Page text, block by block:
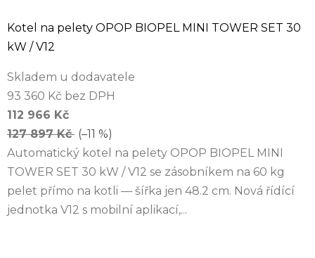
Kotel na pelety OPOP BIOPEL MINI TOWER SET 30
kW / V12
Skladem u dodavatele
93 360 Kč bez DPH
112 966 Kč
127 897 Kč (–11 %)
Automatický kotel na pelety OPOP BIOPEL MINI
TOWER SET 30 kW / V12 se zásobníkem na 60 kg
pelet přímo na kotli — šířka jen 48.2 cm. Nová řídící
jednotka V12 s mobilní aplikací,...